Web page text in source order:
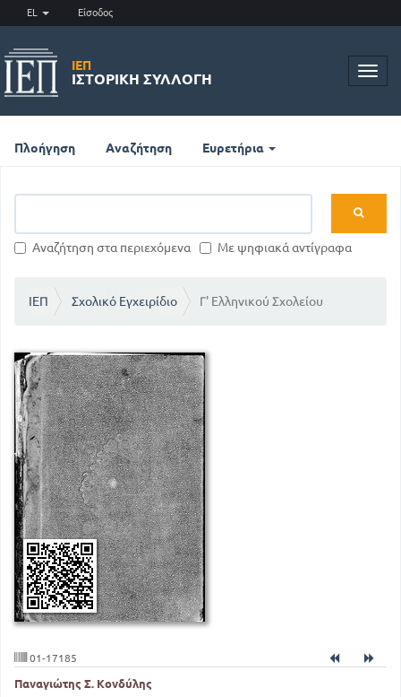
EL Είσοδος
ΙΕΠ
ΙΣΤΟΡΙΚΉ ΣΥΛΛΟΓΉ
Πλοήγηση Αναζήτηση Ευρετήρια
Αναζήτηση στα περιεχόμενα Με ψηφιακά αντίγραφα
ΙΕΠ Σχολικό Εγχειρίδιο Γ' Ελληνικού Σχολείου
01-17185
Παναγιώτης Σ. Κονδύλης